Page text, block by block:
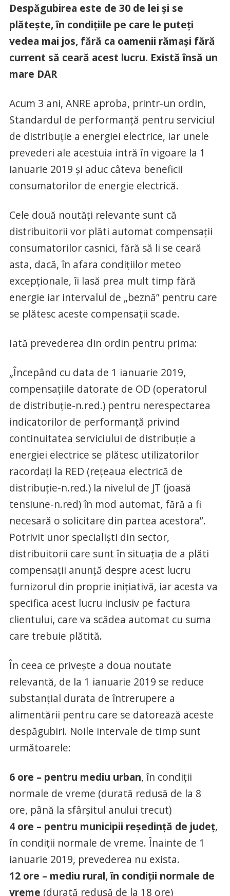
Despăgubirea este de 30 de lei şi se
plăteşte, în condiţiile pe care le puteţi
vedea mai jos, fără ca oamenii rămaşi fără
current să ceară acest lucru. Există însă un
mare DAR
Acum 3 ani, ANRE aproba, printr-un ordin,
Standardul de performanță pentru serviciul
de distribuție a energiei electrice, iar unele
prevederi ale acestuia intră în vigoare la 1
ianuarie 2019 şi aduc câteva beneficii
consumatorilor de energie electrică.
Cele două noutăţi relevante sunt că
distribuitorii vor plăti automat compensaţii
consumatorilor casnici, fără să li se ceară
asta, dacă, în afara condiţiilor meteo
excepţionale, îi lasă prea mult timp fără
energie iar intervalul de „beznă” pentru care
se plătesc aceste compensaţii scade.
Iată prevederea din ordin pentru prima:
„Începând cu data de 1 ianuarie 2019,
compensațiile datorate de OD (operatorul
de distribuţie-n.red.) pentru nerespectarea
indicatorilor de performanță privind
continuitatea serviciului de distribuție a
energiei electrice se plătesc utilizatorilor
racordați la RED (reţeaua electrică de
distribuţie-n.red.) la nivelul de JT (joasă
tensiune-n.red) în mod automat, fără a fi
necesară o solicitare din partea acestora”.
Potrivit unor specialişti din sector,
distribuitorii care sunt în situaţia de a plăti
compensaţii anunţă despre acest lucru
furnizorul din proprie iniţiativă, iar acesta va
specifica acest lucru inclusiv pe factura
clientului, care va scădea automat cu suma
care trebuie plătită.
În ceea ce priveşte a doua noutate
relevantă, de la 1 ianuarie 2019 se reduce
substanţial durata de întrerupere a
alimentării pentru care se datorează aceste
despăgubiri. Noile intervale de timp sunt
următoarele:
6 ore – pentru mediu urban, în condiții
normale de vreme (durată redusă de la 8
ore, până la sfârşitul anului trecut)
4 ore – pentru municipii reședință de județ,
în condiții normale de vreme. Înainte de 1
ianuarie 2019, prevederea nu exista.
12 ore – mediu rural, în condiții normale de
vreme (durată redusă de la 18 ore)